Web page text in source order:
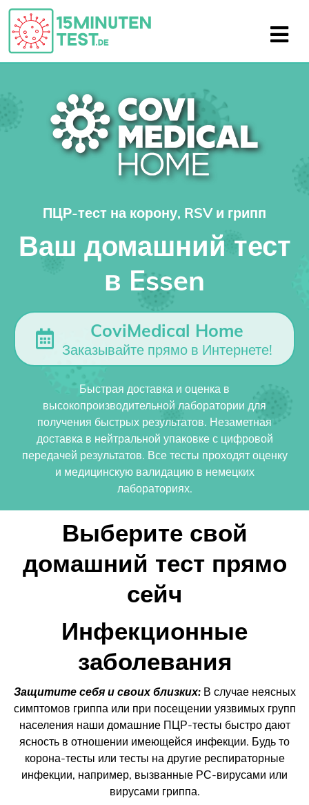
ПЦР-тест на корону, RSV и грипп
Ваш домашний тест
в Essen
CoviMedical Home
Заказывайте прямо в Интернете!
Быстрая доставка и оценка в
высокопроизводительной лаборатории для
получения быстрых результатов. Незаметная
доставка в нейтральной упаковке с цифровой
передачей результатов. Все тесты проходят оценку
и медицинскую валидацию в немецких
лабораториях.
Выберите свой
домашний тест прямо
сейч
Инфекционные
заболевания
Защитите себя и своих близких:В случае неясных
симптомов гриппа или при посещении уязвимых групп
населения наши домашние ПЦР-тесты быстро дают
ясность в отношении имеющейся инфекции. Будь то
корона-тесты или тесты на другие респираторные
инфекции, например, вызванные РС-вирусами или
вирусами гриппа.